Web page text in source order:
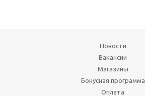
Новости
Вакансии
Магазины
Бонусная программа
Оплата